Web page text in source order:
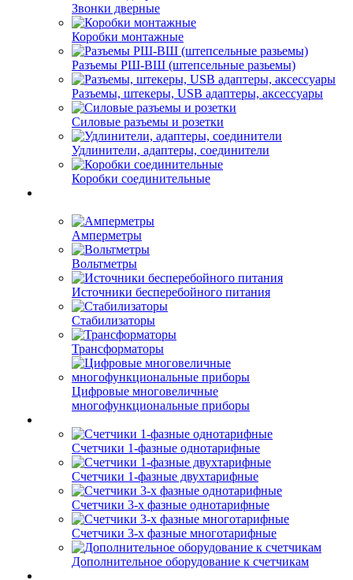
Звонки дверные
Коробки монтажные
Разъемы РШ-ВШ (штепсельные разьемы)
Разъемы, штекеры, USB адаптеры, аксессуары
Силовые разъемы и розетки
Удлинители, адаптеры, соединители
Коробки соединительные
Амперметры
Вольтметры
Источники бесперебойного питания
Стабилизаторы
Трансформаторы
Цифровые многовеличные
многофункциональные приборы
Счетчики 1-фазные однотарифные
Счетчики 1-фазные двухтарифные
Счетчики 3-х фазные однотарифные
Счетчики 3-х фазные многотарифные
Дополнительное оборудование к счетчикам